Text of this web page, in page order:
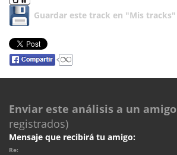
Guardar este track en "Mis tracks"
Enviar este análisis a un amigo
registrados)
Mensaje que recibirá tu amigo:
Re: